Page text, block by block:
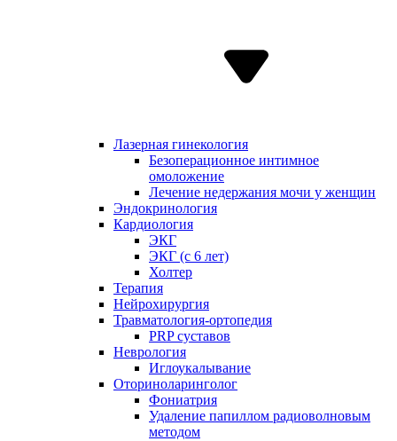
Лазерная гинекология
Безоперационное интимное
омоложение
Лечение недержания мочи у женщин
Эндокринология
Кардиология
ЭКГ
ЭКГ (с 6 лет)
Холтер
Терапия
Нейрохирургия
Травматология-ортопедия
PRP суставов
Неврология
Иглоукалывание
Оториноларинголог
Фониатрия
Удаление папиллом радиоволновым
методом